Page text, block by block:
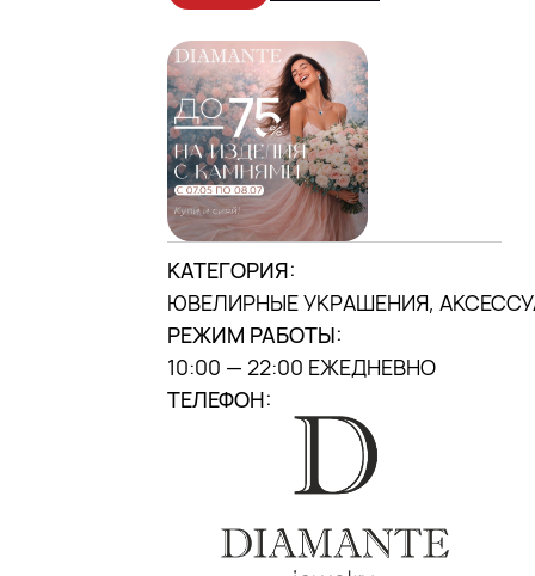
МЫ В INSTAGRAM
DANA MALL, 2025
КАТЕГОРИЯ:
ЮВЕЛИРНЫЕ УКРАШЕНИЯ,
РЕЖИМ РАБОТЫ:
10:00 — 22:00 ЕЖЕДНЕВНО
ТЕЛЕФОН: